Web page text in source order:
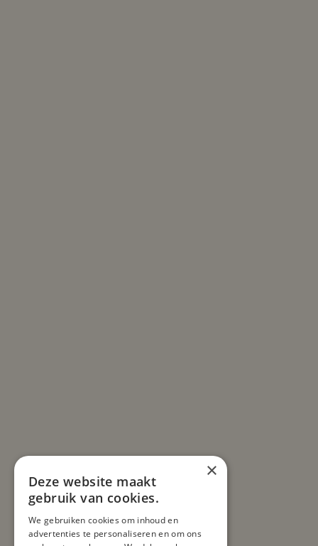
×
Deze website maakt
gebruik van cookies.
We gebruiken cookies om inhoud en
advertenties te personaliseren en om ons